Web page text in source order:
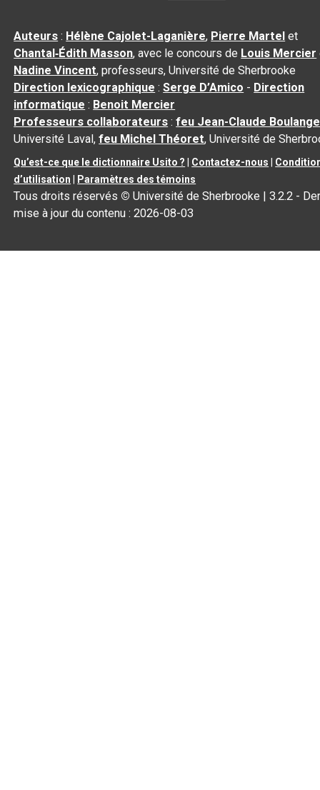
Auteurs : Hélène Cajolet-Laganière, Pierre Martel et
Chantal‑Édith Masson, avec le concours de Louis Mercier
Nadine Vincent, professeurs, Université de Sherbrooke
Direction lexicographique :Serge D’Amico - Direction
informatique : Benoit Mercier
Professeurs collaborateurs :feu Jean-Claude
Université Laval,feu Michel Théoret, Université de
Qu’est-ce que le dictionnaire Usito ? Contactez-nous
d’utilisation
Paramètres des témoins
Tous droits réservés © Université de Sherbrooke |3.2.2 -
mise à jour du contenu :2026-08-03